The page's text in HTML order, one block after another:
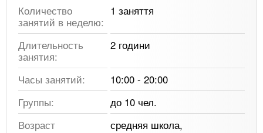
Количество
занятий в неделю:
1 заняття
Длительность
занятия:
2 години
Часы занятий:
10:00 - 20:00
Группы:
до 10 чел.
Возраст
средняя школа,